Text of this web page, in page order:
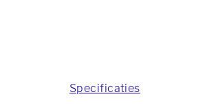
Specificaties